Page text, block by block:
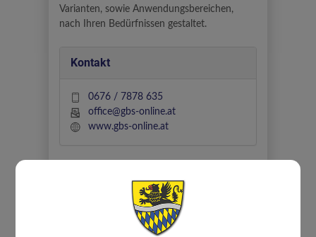
Varianten, sowie Anwendungsbereichen,
nach Ihren Bedürfnissen gestaltet.
Kontakt
0676 / 7878 635
office@gbs-online.at
www.gbs-online.at
nach Terminvereinbarung